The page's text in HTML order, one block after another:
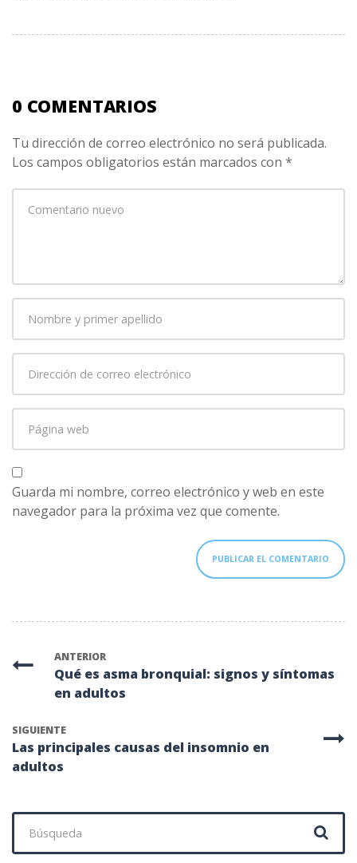
0 COMENTARIOS
Tu dirección de correo electrónico no será publicada.
Los campos obligatorios están marcados con *
comentario*
primer
correo
web
Guarda mi nombre, correo electrónico y web en este
navegador para la próxima vez que comente.
ANTERIOR
Qué es asma bronquial: signos y síntomas
en adultos
SIGUIENTE
Las principales causas del insomnio en
adultos